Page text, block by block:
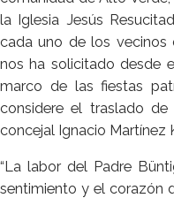
la Iglesia Jesús
cada uno de los
nos ha solicitado desde
marco de las fiestas
considere el traslado de
concejal Ignacio Martínez
“La labor del Padre
sentimiento y el corazón